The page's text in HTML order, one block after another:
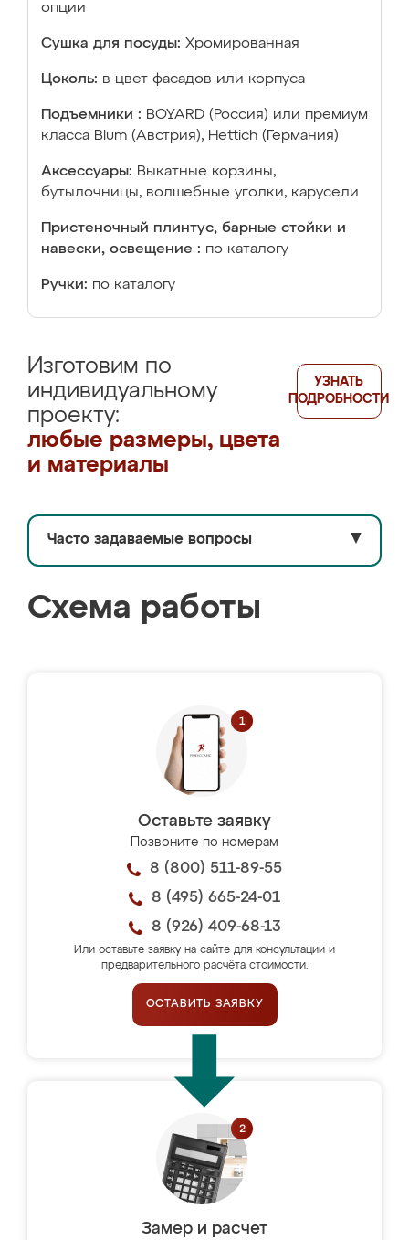
опции
Сушка для посуды: Хромированная
Цоколь: в цвет фасадов или корпуса
Подъемники : BOYARD (Россия) или премиум
класса Blum (Австрия), Hettich (Германия)
Аксессуары: Выкатные корзины,
бутылочницы, волшебные уголки, карусели
Пристеночный плинтус, барные стойки и
навески, освещение : по каталогу
Ручки: по каталогу
Изготовим по
индивидуальному
проекту:
любые размеры, цвета
и материалы
УЗНАТЬ
ПОДРОБНОСТИ
Часто задаваемые вопросы ▼
Схема работы
Оставьте заявку
Позвоните по номерам
8 (800) 511-89-55
8 (495) 665-24-01
8 (926) 409-68-13
Или оставьте заявку на сайте для консультации и
предварительного расчёта стоимости.
ОСТАВИТЬ ЗАЯВКУ
Замер и расчет